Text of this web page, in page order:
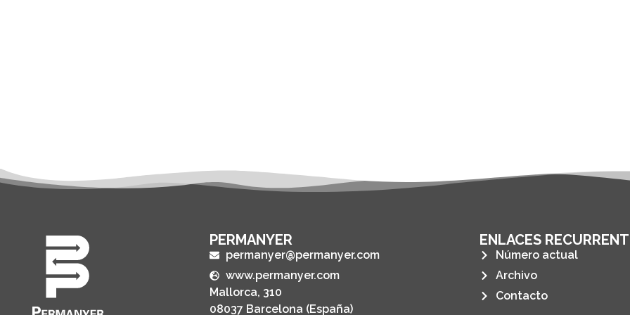
PERMANYER
permanyer@permanyer.com
www.permanyer.com
Mallorca, 310
08037 Barcelona (España)
ENLACES
Número actual
Archivo
Contacto